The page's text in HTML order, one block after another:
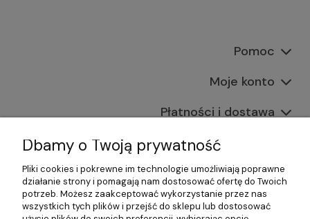
Pomoc
Moje konto
Płatności i dostawa
Informacje
O nas
Dbamy o Twoją prywatność
Pliki cookies i pokrewne im technologie umożliwiają poprawne
działanie strony i pomagają nam dostosować ofertę do Twoich
potrzeb. Możesz zaakceptować wykorzystanie przez nas
wszystkich tych plików i przejść do sklepu lub dostosować